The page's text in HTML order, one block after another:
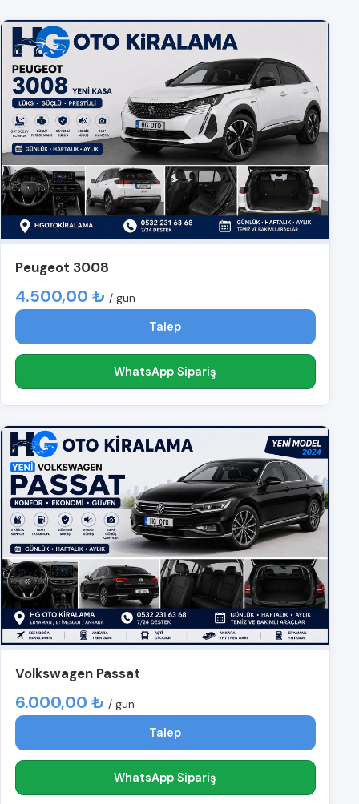
Peugeot 3008
4.500,00 ₺ / gün
Talep
WhatsApp Sipariş
Volkswagen Passat
6.000,00 ₺ / gün
Talep
WhatsApp Sipariş